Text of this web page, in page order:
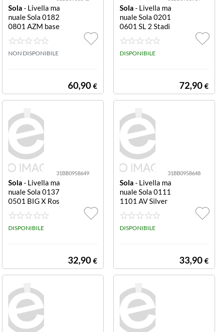
Sola - Livella ma
nuale Sola 0182
0801 AZM base
magnetica Anod
izzato bronzo ba
se magnetica
NON DISPONIBILE
60,90 €
Sola - Livella ma
nuale Sola 0201
0601 SL 2 Stadi
a Silver Stadia
DISPONIBILE
72,90 €
31BB0958649
Sola - Livella ma
nuale Sola 0137
0501 BIG X Ros
so
DISPONIBILE
32,90 €
31BB0958648
Sola - Livella ma
nuale Sola 0111
1101 AV Silver
DISPONIBILE
33,90 €